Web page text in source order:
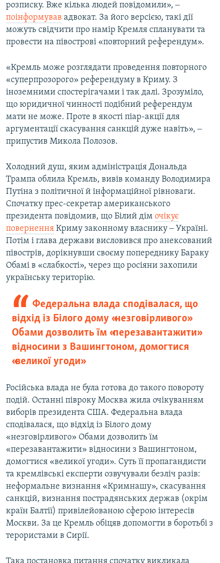
розписку. Вже кілька людей повідомили», ‒
поінформував адвокат. За його версією, такі дії
можуть свідчити про намір Кремля спланувати та
провести на півострові «повторний референдум».
«Кремль може розглядати проведення повторного
«суперпрозорого» референдуму в Криму. З
іноземними спостерігачами і так далі. Зрозуміло,
що юридичної чинності подібний референдум
мати не може. Проте в якості піар-акції для
аргументації скасування санкцій дуже навіть», ‒
припустив Микола Полозов.
Холодний душ, яким адміністрація Дональда
Трампа облила Кремль, вивів команду Володимира
Путіна з політичної й інформаційної рівноваги.
Спочатку прес-секретар американського
президента повідомив, що Білий дім очікує
повернення Криму законному власнику ‒ Україні.
Потім і глава держави висловився про анексований
півострів, дорікнувши своєму попереднику Бараку
Обамі в «слабкості», через що росіяни захопили
українську територію.
Федеральна влада сподівалася, що
відхід із Білого дому «незговірливого»
Обами дозволить їм «перезавантажити»
відносини з Вашингтоном, домогтися
«великої угоди»
Російська влада не була готова до такого повороту
подій. Останні півроку Москва жила очікуванням
виборів президента США. Федеральна влада
сподівалася, що відхід із Білого дому
«незговірливого» Обами дозволить їм
«перезавантажити» відносини з Вашингтоном,
домогтися «великої угоди». Суть її пропагандисти
та кремлівські експерти озвучували безліч разів:
неформальне визнання «Кримнашу», скасування
санкцій, визнання пострадянських держав (окрім
країн Балтії) привілейованою сферою інтересів
Москви. За це Кремль обіцяв допомогти в боротьбі з
терористами в Сирії.